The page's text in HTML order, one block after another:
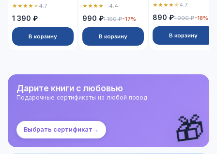
★★★★★4.7
1 390 ₽
В корзину
★★★★ 4.4
990 ₽1 190 ₽-17%
В корзину
★★★★★4.7
890 ₽1 090 ₽-18%
В корзину
Дарите книги с любовью
Подарочные сертификаты на любой повод
Выбрать сертификат → 🎁